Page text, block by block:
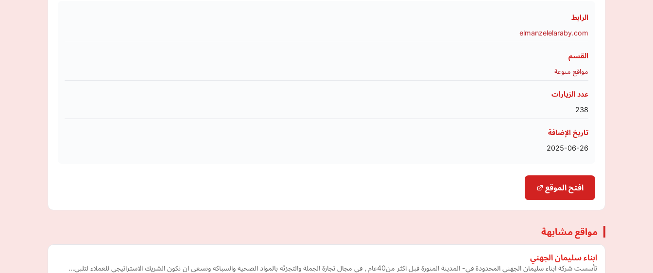
الرابط
elmanzelelaraby.com
القسم
مواقع منوعة
عدد الزيارات
238
تاريخ الإضافة
2025-06-26
افتح الموقع
مواقع مشابهة
ابناء سليمان الجهني
تأسست شركة ابناء سليمان الجهني المحدودة في- المدينة المنورة قبل اكثر من40عام , في مجال تجارة الجملة والتجزئة بالمواد الصحية والسباكة ونسعى ان نكون الشريك الاستراتيجي للعملاء لتلبي…